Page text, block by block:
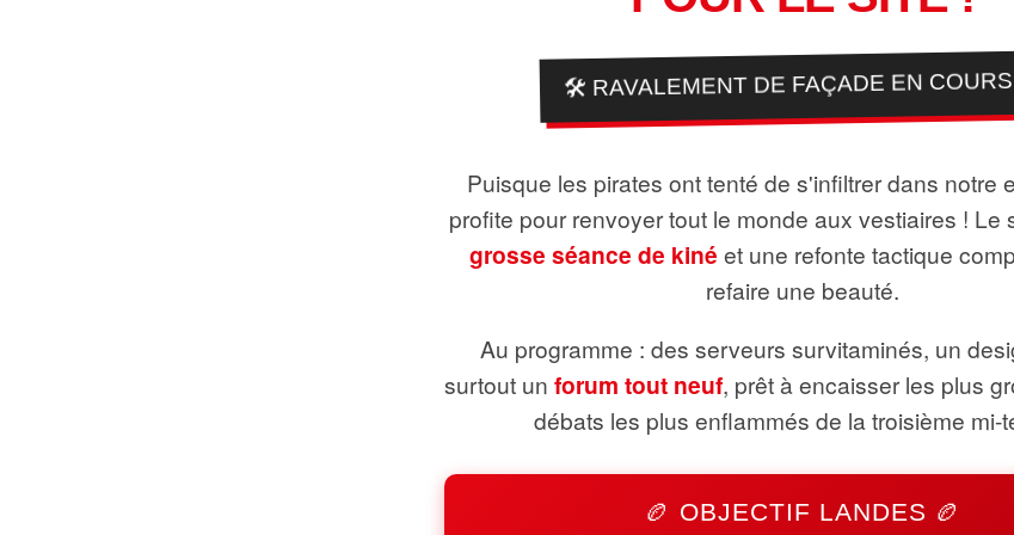
🛠️ RAVALEMENT DE FAÇADE EN
Puisque les pirates ont tenté de s'infiltrer dans notre
profite pour renvoyer tout le monde aux vestiaires ! Le
grosse séance de kiné et une refonte tactique
refaire une beauté.
Au programme : des serveurs survitaminés, un
surtout un forum tout neuf, prêt à encaisser les plus
débats les plus enflammés de la troisième mi-
🏉 OBJECTIF LANDES 🏉